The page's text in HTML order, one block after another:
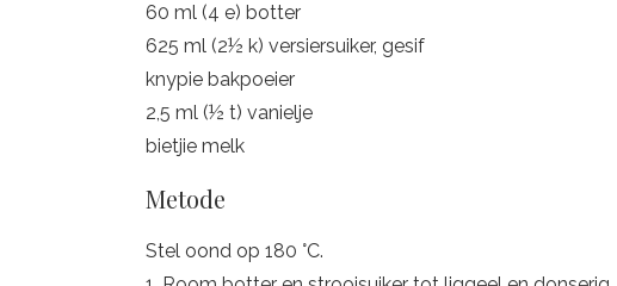
60 ml (4 e) botter
625 ml (2½ k) versiersuiker, gesif
knypie bakpoeier
2,5 ml (½ t) vanielje
bietjie melk
Metode
Stel oond op 180 °C.